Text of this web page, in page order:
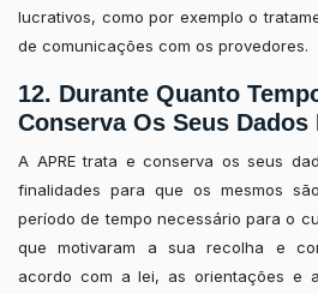
lucrativos, como por exemplo o
de comunicações com os provedores.
12. Durante Quanto
Conserva Os Seus Dados
A APRE trata e conserva os seus
finalidades para que os mesmos
período de tempo necessário para o
que motivaram a sua recolha e
acordo com a lei, as orientações e